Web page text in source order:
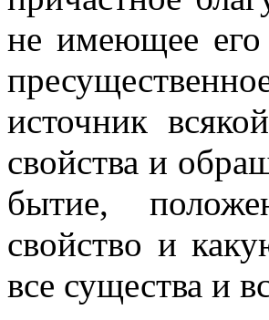
не имеющее его
источник
свойства и
бытие,
свойство и
все существа и